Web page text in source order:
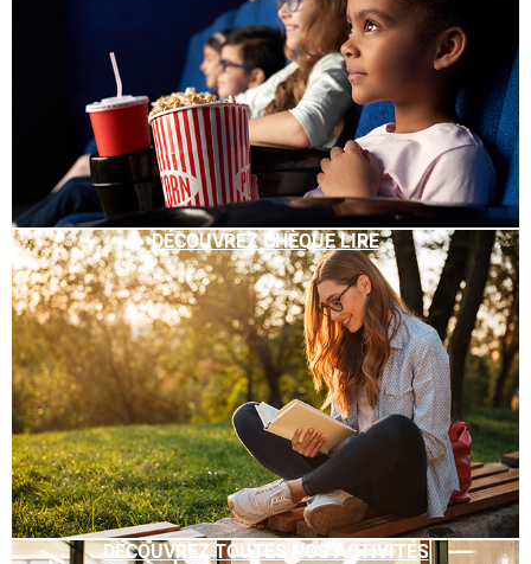
DÉCOUVREZ CHÈQUE LIRE
DÉCOUVREZ TOUTES NOS ACTIVITÉS